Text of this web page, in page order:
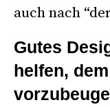
auch nach
Gutes
helfen,